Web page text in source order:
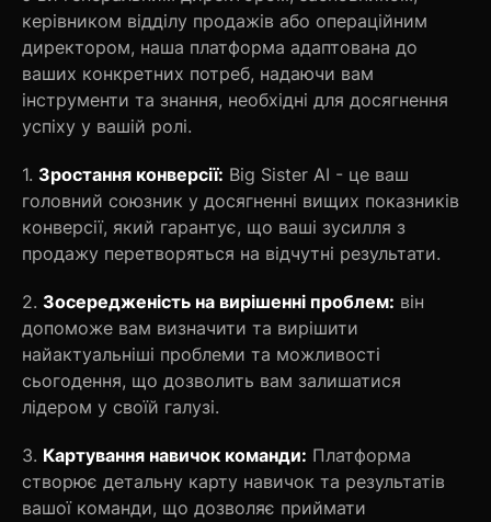
керівником відділу продажів або операційним
директором, наша платформа адаптована до
ваших конкретних потреб, надаючи вам
інструменти та знання, необхідні для досягнення
успіху у вашій ролі.
1. Зростання конверсії: Big Sister AI - це ваш
головний союзник у досягненні вищих показників
конверсії, який гарантує, що ваші зусилля з
продажу перетворяться на відчутні результати.
2. Зосередженість на вирішенні проблем: він
допоможе вам визначити та вирішити
найактуальніші проблеми та можливості
сьогодення, що дозволить вам залишатися
лідером у своїй галузі.
3. Картування навичок команди: Платформа
створює детальну карту навичок та результатів
вашої команди, що дозволяє приймати